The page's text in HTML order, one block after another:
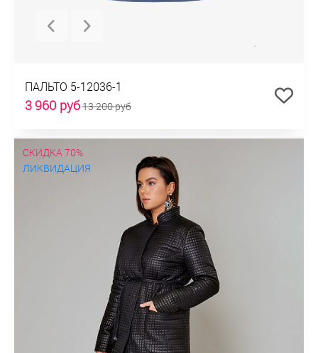
ПАЛЬТО 5-12036-1
3 960 руб13 200 руб
СКИДКА 70%
ЛИКВИДАЦИЯ